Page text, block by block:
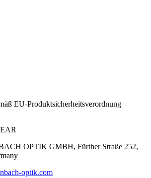
EU-Produktsicherheitsverordnung
OPTIK GMBH, Fürther Straße 252,
optik.com